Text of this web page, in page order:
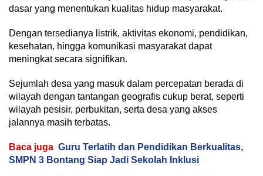
dasar yang menentukan kualitas hidup masyarakat.
Dengan tersedianya listrik, aktivitas ekonomi, pendidikan,
kesehatan, hingga komunikasi masyarakat dapat
meningkat secara signifikan.
Sejumlah desa yang masuk dalam percepatan berada di
wilayah dengan tantangan geografis cukup berat, seperti
wilayah pesisir, perbukitan, serta desa yang akses
jalannya masih terbatas.
Baca juga Guru Terlatih dan Pendidikan Berkualitas,
SMPN 3 Bontang Siap Jadi Sekolah Inklusi